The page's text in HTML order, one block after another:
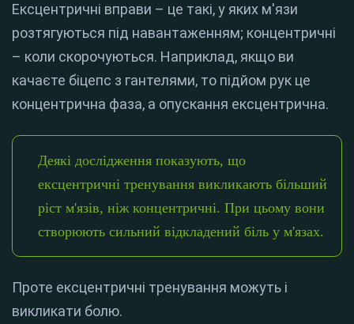
Ексцентричні вправи – це такі, у яких м'язи
розтягуються під навантаженням; концентричні
– коли скорочуються. Наприклад, якщо ви
качаєте біцепс з гантелями, то підйом рук це
концентрична фаза, а опускання ексцентрична.
Деякі дослідження показують, що
ексцентричні тренування викликають більший
ріст м'язів, ніж концентричні. При цьому вони
створюють сильний відкладений біль у м'язах.
Проте ексцентричні тренування можуть і
викликати болю.